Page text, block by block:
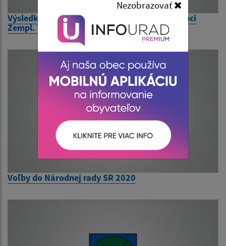
Nezobrazovať
Výsledky volieb do NR SR dňa 29. 2. 2020 v obci
Zempl. Teplica
Voľby do Národnej rady SR 2020